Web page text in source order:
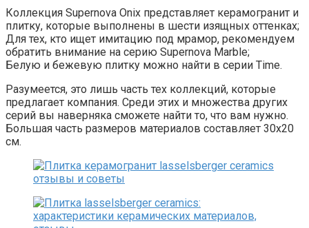
Коллекция Supernova Onix представляет керамогранит и
плитку, которые выполнены в шести изящных оттенках;
Для тех, кто ищет имитацию под мрамор, рекомендуем
обратить внимание на серию Supernova Marble;
Белую и бежевую плитку можно найти в серии Time.
Разумеется, это лишь часть тех коллекций, которые
предлагает компания. Среди этих и множества других
серий вы наверняка сможете найти то, что вам нужно.
Большая часть размеров материалов составляет 30х20
см.